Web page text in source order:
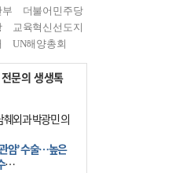
부
더불어민주당
교육혁신선도지
UN해양총회
전문의 생생톡
외과 박광민 의
암’ 수술…높은